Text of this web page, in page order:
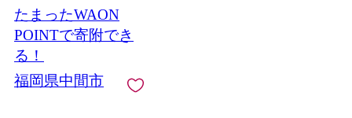
たまったWAON
POINTで寄附でき
る！
福岡県中間市